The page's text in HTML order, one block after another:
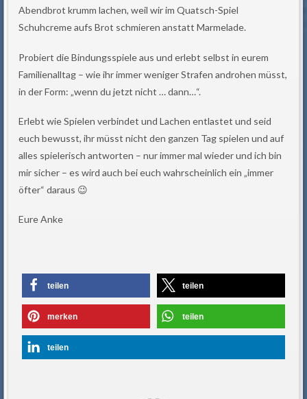
Abendbrot krumm lachen, weil wir im Quatsch-Spiel
Schuhcreme aufs Brot schmieren anstatt Marmelade.
Probiert die Bindungsspiele aus und erlebt selbst in eurem
Familienalltag – wie ihr immer weniger Strafen androhen müsst,
in der Form: „wenn du jetzt nicht … dann…“.
Erlebt wie Spielen verbindet und Lachen entlastet und seid
euch bewusst, ihr müsst nicht den ganzen Tag spielen und auf
alles spielerisch antworten – nur immer mal wieder und ich bin
mir sicher – es wird auch bei euch wahrscheinlich ein „immer
öfter“ daraus 😉
Eure Anke
teilen teilen
merken teilen
teilen